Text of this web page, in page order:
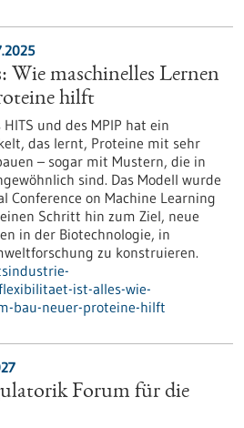
Wie maschinelles Lernen
hilft
und des MPIP hat ein
das lernt, Proteine mit sehr
– sogar mit Mustern, die in
sind. Das Modell wurde
Conference on Machine Learning
Schritt hin zum Ziel, neue
in der Biotechnologie, in
zu konstruieren.
ist-alles-wie-
bau-neuer-proteine-hilft
Forum für die